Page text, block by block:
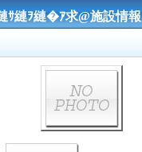
ｻ縺ｦ縺�ｱ求@施設情報